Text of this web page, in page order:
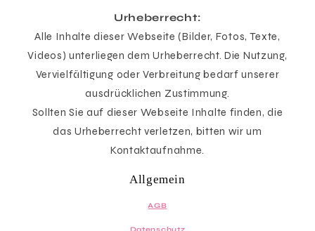
Urheberrecht:
Alle Inhalte dieser Webseite (Bilder, Fotos, Texte,
Videos) unterliegen dem Urheberrecht. Die Nutzung,
Vervielfältigung oder Verbreitung bedarf unserer
ausdrücklichen Zustimmung.
Sollten Sie auf dieser Webseite Inhalte finden, die
das Urheberrecht verletzen, bitten wir um
Kontaktaufnahme.
Allgemein
AGB